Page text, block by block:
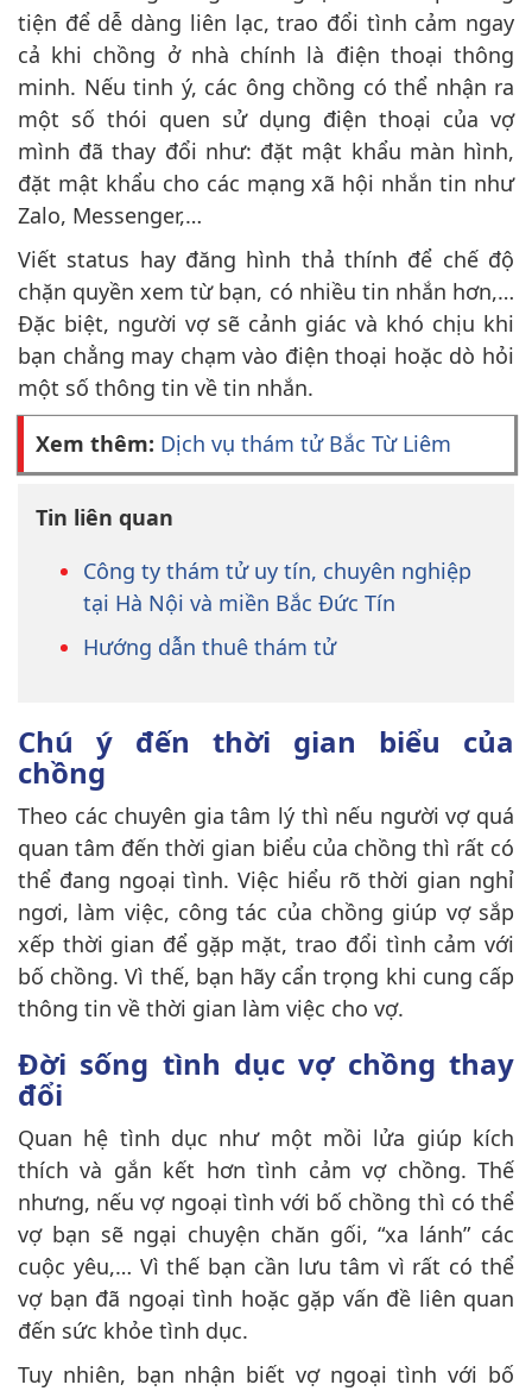
tiện để dễ dàng liên lạc, trao đổi tình cảm ngay
cả khi chồng ở nhà chính là điện thoại thông
minh. Nếu tinh ý, các ông chồng có thể nhận ra
một số thói quen sử dụng điện thoại của vợ
mình đã thay đổi như: đặt mật khẩu màn hình,
đặt mật khẩu cho các mạng xã hội nhắn tin như
Zalo, Messenger,…
Viết status hay đăng hình thả thính để chế độ
chặn quyền xem từ bạn, có nhiều tin nhắn hơn,…
Đặc biệt, người vợ sẽ cảnh giác và khó chịu khi
bạn chẳng may chạm vào điện thoại hoặc dò hỏi
một số thông tin về tin nhắn.
Xem thêm: Dịch vụ thám tử Bắc Từ Liêm
Tin liên quan
Công ty thám tử uy tín, chuyên nghiệp
tại Hà Nội và miền Bắc Đức Tín
Hướng dẫn thuê thám tử
Chú ý đến thời gian biểu của
chồng
Theo các chuyên gia tâm lý thì nếu người vợ quá
quan tâm đến thời gian biểu của chồng thì rất có
thể đang ngoại tình. Việc hiểu rõ thời gian nghỉ
ngơi, làm việc, công tác của chồng giúp vợ sắp
xếp thời gian để gặp mặt, trao đổi tình cảm với
bố chồng. Vì thế, bạn hãy cẩn trọng khi cung cấp
thông tin về thời gian làm việc cho vợ.
Đời sống tình dục vợ chồng thay
đổi
Quan hệ tình dục như một mồi lửa giúp kích
thích và gắn kết hơn tình cảm vợ chồng. Thế
nhưng, nếu vợ ngoại tình với bố chồng thì có thể
vợ bạn sẽ ngại chuyện chăn gối, “xa lánh” các
cuộc yêu,… Vì thế bạn cần lưu tâm vì rất có thể
vợ bạn đã ngoại tình hoặc gặp vấn đề liên quan
đến sức khỏe tình dục.
Tuy nhiên, bạn nhận biết vợ ngoại tình với bố